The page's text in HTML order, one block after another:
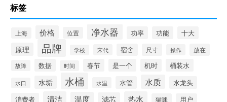
标签
上海 价格 位置 净水器 功率 功能 十大
原理 品牌 学校 宋代 宿舍 尺寸 操作 放在
故障 数据 时间 春节 是一个 机时 桶装水
水口 水垢 水桶 水温 水管 水质
水龙头
消费者
清洁 温度 滤芯 热水 猫咪 用户